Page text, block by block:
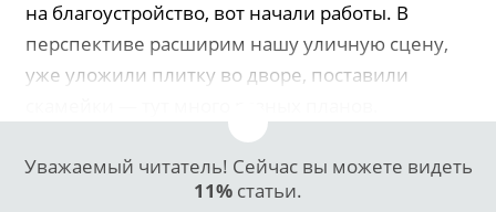
на благоустройство, вот начали работы. В
перспективе расширим нашу уличную сцену,
уже уложили плитку во дворе, поставили
Уважаемый читатель! Сейчас вы можете видеть
11% статьи.